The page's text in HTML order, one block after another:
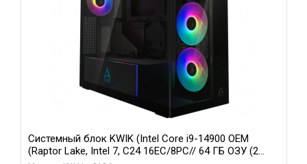
Системный блок KWIK (Intel Core i9-14900 OEM
(Raptor Lake, Intel 7, C24 16EC/8PC// 64 ГБ ОЗУ (2